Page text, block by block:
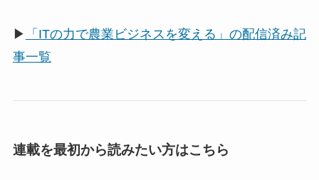
▶
「ITの力で農業ビジネスを変える」の配信済み記
事一覧
連載を最初から読みたい方はこちら